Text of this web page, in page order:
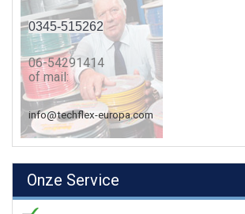
0345-515262
06-54291414
of mail:
info@techflex-europa.com
Onze Service